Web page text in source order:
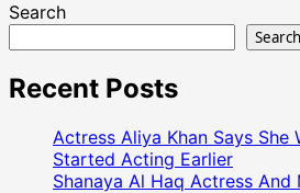
Search
Search
Recent Posts
Actress Aliya Khan Says She
Started Acting Earlier
Shanaya Al Haq Actress